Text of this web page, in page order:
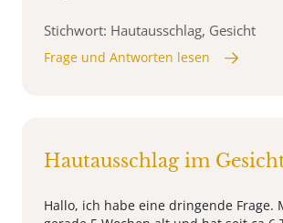
Stichwort: Hautausschlag, Gesicht
Frage und Antworten lesen
Hautausschlag im
Hallo, ich habe eine dringende Frage.